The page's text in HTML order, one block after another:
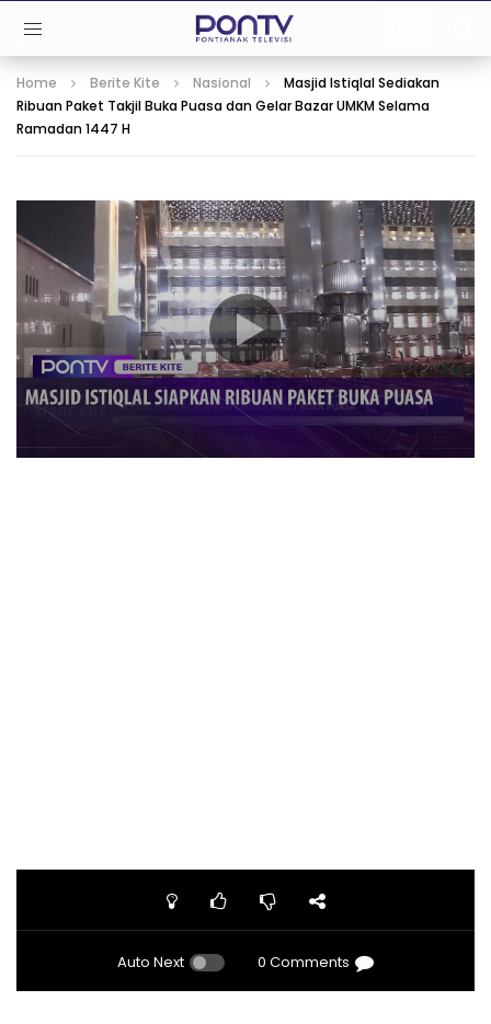
Home Berite Kite Nasional
Masjid Istiqlal Sediakan
Ribuan Paket Takjil Buka Puasa dan Gelar Bazar UMKM Selama
Ramadan 1447 H
Auto Next 0 Comments